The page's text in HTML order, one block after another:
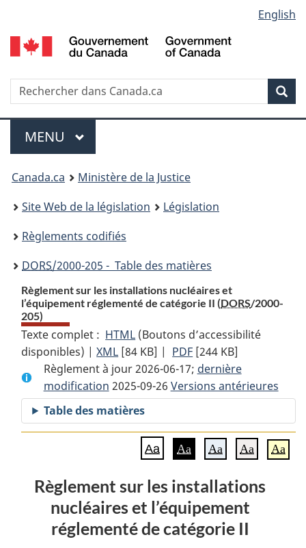
au
contenu
propos
de
la
HTML
simplifiée
selection
English
Recherche
Menu
MENU PRINCIPAL
You
are
here:
Canada.ca
Ministère de la Justice
Site Web de la législation
Législation
Règlements codifiés
DORS/2000-205 - Table des matières
Règlement sur les installations nucléaires et
l’équipement réglementé de catégorie II (DORS/2000-
205)
Texte complet : HTML Texte
complet
:
Règlement
sur
les
installations
nucléaires
l’équipement
réglementé
de
catégorie
(Boutons d’accessibilité
disponibles) |XML Texte
complet
:
Règlement
sur
les
installations
et
l’équipement
réglementé
de
[84 KB] | PDF Texte
complet
:
Règlement
sur
les
installations
et
l’équipement
réglementé
de
[244 KB]
Règlement à jour 2026-06-17; dernière
modification 2025-09-26 Versions antérieures
Table des matières
Aa Aa Aa Aa Aa
Règlement sur les installations
nucléaires et l’équipement
réglementé de catégorie II